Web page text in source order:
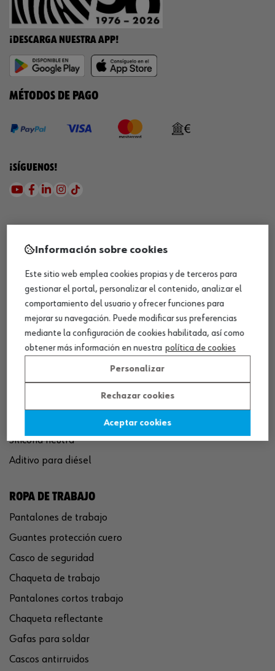
¡DESCARGA NUESTRA APP!
MÉTODOS DE PAGO
¡SÍGUENOS!
QUÍMICOS
Limpiador de frenos
Eliminador de óxido
Pegamento rápido
Polímero sellador MS
Pistola espuma poliuretano
Silicona neutra
Aditivo para diésel
ROPA DE TRABAJO
Pantalones de trabajo
Guantes protección cuero
Casco de seguridad
Chaqueta de trabajo
Pantalones cortos trabajo
Chaqueta reflectante
Gafas para soldar
Cascos antirruidos
Información sobre cookies
Este sitio web emplea cookies propias y de terceros para
gestionar el portal, personalizar el contenido, analizar el
comportamiento del usuario y ofrecer funciones para
mejorar su navegación. Puede modificar sus preferencias
mediante la configuración de cookies habilitada, así como
obtener más información en nuestra política de cookies
Personalizar
Rechazar cookies
Aceptar cookies